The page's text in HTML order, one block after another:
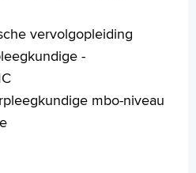
onderzoek
vervolgopleiding
-
mbo-niveau